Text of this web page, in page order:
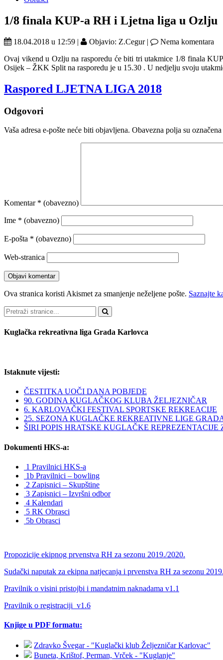
1/8 finala KUP-a RH i Ljetna liga u Ozlju
18.04.2018 u 12:59 | Objavio: Z.Cegur |
Nema komentara
Ovaj vikend u Ozlju na rasporedu će biti tri utakmice 1/8 finala
Osijek – ŽKK Split na rasporedu je u 15.30 . U nedjelju svoju
Raspored LJETNA LIGA 2018
Odgovori
Vaša adresa e-pošte neće biti objavljena. Obavezna polja su označena
Komentar * (obavezno)
Ime * (obavezno)
E-pošta * (obavezno)
Web-stranica
Ova stranica koristi Akismet za smanjenje neželjene pošte. Saznajte
Pretraži
Kuglačka rekreativna liga Grada Karlovca
Istaknute vijesti:
ČESTITKA UOČI DANA POBJEDE
90. GODINA KUGLAČKOG KLUBA ŽELJEZNIČAR
6. KARLOVAČKI FESTIVAL SPORTSKE REKREACIJE
25. SEZONA KUGLAČKE REKREATIVNE LIGE
ŠIRI POPIS HRATSKE KUGLAČKE REPREZENTACIJE
Dokumenti HKS-a:
1 Pravilnici HKS-a
1b Pravilnici – bowling
2 Zapisnici – Skupštine
3 Zapisnici – Izvršni odbor
4 Kalendari
5 RK Obrasci
5b Obrasci
Propozicije ekipnog prvenstva RH za sezonu 2019./2020.
Sudački naputak za ekipna natjecanja i prvenstva RH za sezonu
Pravilnik o visini pristojbi i mandatnim naknadama v1.1
Pravilnik o registraciji_v1.6
Knjige u PDF formatu:
Zdravko Švegar - "Kuglački klub Željezničar Karlovac"
Buneta, Krištof, Perman, Vrček - "Kuglanje"